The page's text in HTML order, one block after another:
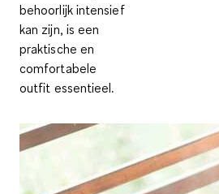
behoorlijk intensief
kan zijn, is een
praktische en
comfortabele
outfit essentieel.